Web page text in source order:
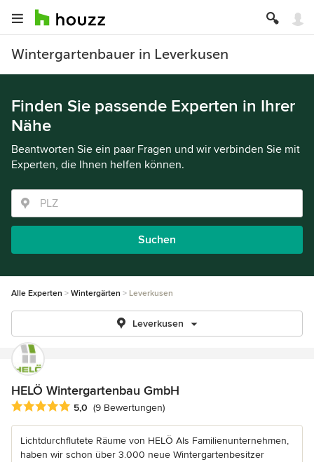
Wintergartenbauer in Leverkusen
Finden Sie passende Experten in Ihrer
Nähe
Beantworten Sie ein paar Fragen und wir verbinden Sie mit
Experten, die Ihnen helfen können.
Suchen
Alle Experten Wintergärten Leverkusen
Leverkusen
HELÖ Wintergartenbau GmbH
Durchschnittliche Bewertung: 5 von 5 Sternen
5,0 (9 Bewertungen)
Lichtdurchflutete Räume von HELÖ Als Familienunternehmen,
haben wir schon über 3.000 neue Wintergartenbesitzer